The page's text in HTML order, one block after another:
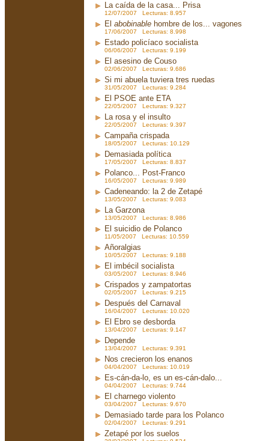
La caída de la casa... Prisa
12/07/2007 Lecturas: 8.957
El abobinable hombre de los... vagones
17/06/2007 Lecturas: 8.998
Estado policíaco socialista
06/06/2007 Lecturas: 9.199
El asesino de Couso
02/06/2007 Lecturas: 9.686
Si mi abuela tuviera tres ruedas
31/05/2007 Lecturas: 9.284
El PSOE ante ETA
22/05/2007 Lecturas: 9.327
La rosa y el insulto
22/05/2007 Lecturas: 9.397
Campaña crispada
18/05/2007 Lecturas: 10.129
Demasiada política
17/05/2007 Lecturas: 8.837
Polanco... Post-Franco
16/05/2007 Lecturas: 9.989
Cadeneando: la 2 de Zetapé
13/05/2007 Lecturas: 9.083
La Garzona
13/05/2007 Lecturas: 8.986
El suicidio de Polanco
11/05/2007 Lecturas: 10.559
Añoralgias
10/05/2007 Lecturas: 9.188
El imbécil socialista
03/05/2007 Lecturas: 8.946
Crispados y zampatortas
02/05/2007 Lecturas: 9.215
Después del Carnaval
16/04/2007 Lecturas: 10.020
El Ebro se desborda
13/04/2007 Lecturas: 9.147
Depende
13/04/2007 Lecturas: 9.391
Nos crecieron los enanos
04/04/2007 Lecturas: 10.019
Es-cán-da-lo, es un es-cán-dalo...
04/04/2007 Lecturas: 9.744
El charnego violento
03/04/2007 Lecturas: 9.670
Demasiado tarde para los Polanco
02/04/2007 Lecturas: 9.291
Zetapé por los suelos